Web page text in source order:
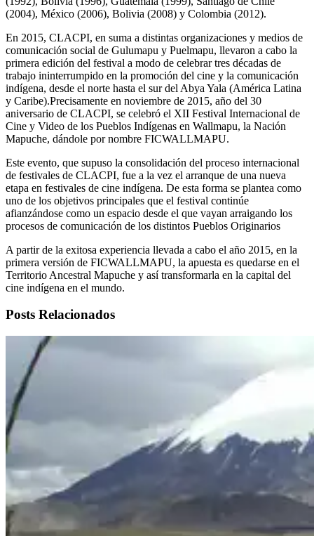
(2004), México (2006), Bolivia (2008) y Colombia (2012).
En 2015, CLACPI, en suma a distintas organizaciones y medios de
comunicación social de Gulumapu y Puelmapu, llevaron a cabo la
primera edición del festival a modo de celebrar tres décadas de
trabajo ininterrumpido en la promoción del cine y la comunicación
indígena, desde el norte hasta el sur del Abya Yala (América Latina
y Caribe).Precisamente en noviembre de 2015, año del 30
aniversario de CLACPI, se celebró el XII Festival Internacional de
Cine y Video de los Pueblos Indígenas en Wallmapu, la Nación
Mapuche, dándole por nombre FICWALLMAPU.
Este evento, que supuso la consolidación del proceso internacional
de festivales de CLACPI, fue a la vez el arranque de una nueva
etapa en festivales de cine indígena. De esta forma se plantea como
uno de los objetivos principales que el festival continúe
afianzándose como un espacio desde el que vayan arraigando los
procesos de comunicación de los distintos Pueblos Originarios
A partir de la exitosa experiencia llevada a cabo el año 2015, en la
primera versión de FICWALLMAPU, la apuesta es quedarse en el
Territorio Ancestral Mapuche y así transformarla en la capital del
cine indígena en el mundo.
Posts Relacionados